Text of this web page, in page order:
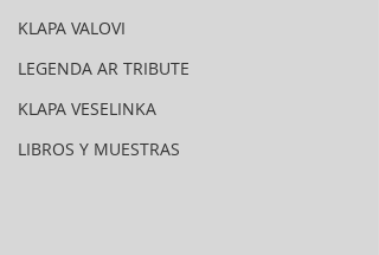
KLAPA VALOVI
LEGENDA AR TRIBUTE
KLAPA VESELINKA
LIBROS Y MUESTRAS